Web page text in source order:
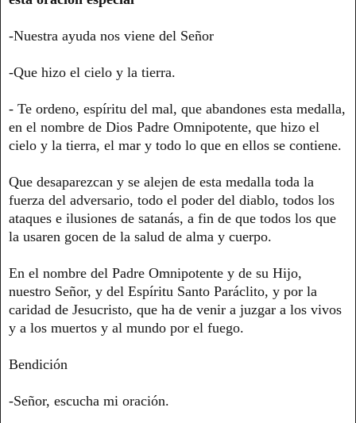
-Nuestra ayuda nos viene del Señor
-Que hizo el cielo y la tierra.
- Te ordeno, espíritu del mal, que abandones esta medalla,
en el nombre de Dios Padre Omnipotente, que hizo el
cielo y la tierra, el mar y todo lo que en ellos se contiene.
Que desaparezcan y se alejen de esta medalla toda la
fuerza del adversario, todo el poder del diablo, todos los
ataques e ilusiones de satanás, a fin de que todos los que
la usaren gocen de la salud de alma y cuerpo.
En el nombre del Padre Omnipotente y de su Hijo,
nuestro Señor, y del Espíritu Santo Paráclito, y por la
caridad de Jesucristo, que ha de venir a juzgar a los vivos
y a los muertos y al mundo por el fuego.
Bendición
-Señor, escucha mi oración.